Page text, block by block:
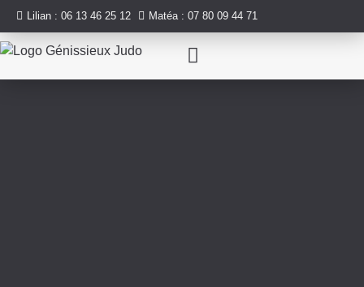
Lilian : 06 13 46 25 12 Matéa : 07 80 09 44 71